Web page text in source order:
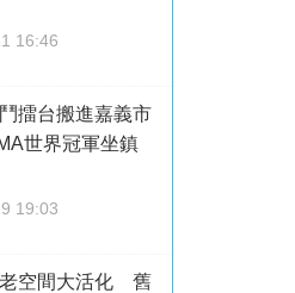
16:46
擂台搬進嘉義市
世界冠軍坐鎮
19:03
空間大活化 舊